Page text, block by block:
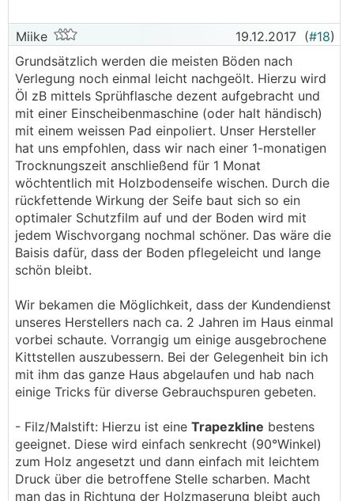
Miike 19.12.2017 (#18)
Grundsätzlich werden die meisten Böden nach
Verlegung noch einmal leicht nachgeölt. Hierzu wird
Öl zB mittels Sprühflasche dezent aufgebracht und
mit einer Einscheibenmaschine (oder halt händisch)
mit einem weissen Pad einpoliert. Unser Hersteller
hat uns empfohlen, dass wir nach einer 1-monatigen
Trocknungszeit anschließend für 1 Monat
wöchtentlich mit Holzbodenseife wischen. Durch die
rückfettende Wirkung der Seife baut sich so ein
optimaler Schutzfilm auf und der Boden wird mit
jedem Wischvorgang nochmal schöner. Das wäre die
Baisis dafür, dass der Boden pflegeleicht und lange
schön bleibt.
Wir bekamen die Möglichkeit, dass der Kundendienst
unseres Herstellers nach ca. 2 Jahren im Haus einmal
vorbei schaute. Vorrangig um einige ausgebrochene
Kittstellen auszubessern. Bei der Gelegenheit bin ich
mit ihm das ganze Haus abgelaufen und hab nach
einige Tricks für diverse Gebrauchspuren gebeten.
- Filz/Malstift: Hierzu ist eine Trapezkline bestens
geeignet. Diese wird einfach senkrecht (90°Winkel)
zum Holz angesetzt und dann einfach mit leichtem
Druck über die betroffene Stelle scharben. Macht
man das in Richtung der Holzmaserung bleibt auch